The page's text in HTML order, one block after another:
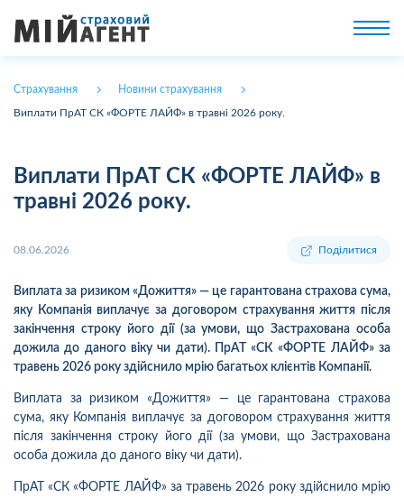
Страхування Новини страхування
Виплати ПрАТ СК «ФОРТЕ ЛАЙФ» в травні 2026 року.
Виплати ПрАТ СК «ФОРТЕ ЛАЙФ» в
травні 2026 року.
08.06.2026 Поділитися
Виплата за ризиком «Дожиття» — це гарантована страхова сума,
яку Компанія виплачує за договором страхування життя після
закінчення строку його дії (за умови, що Застрахована особа
дожила до даного віку чи дати). ПрАТ «СК «ФОРТЕ ЛАЙФ» за
травень 2026 року здійснило мрію багатьох клієнтів Компанії.
Виплата за ризиком «Дожиття» — це гарантована страхова
сума, яку Компанія виплачує за договором страхування життя
після закінчення строку його дії (за умови, що Застрахована
особа дожила до даного віку чи дати).
ПрАТ «СК «ФОРТЕ ЛАЙФ» за травень 2026 року здійснило мрію